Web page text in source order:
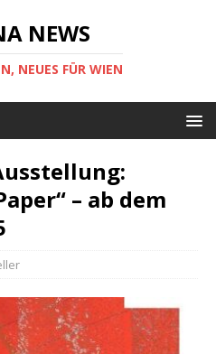
NEWS
NEUES FÜR WIEN
– ab dem